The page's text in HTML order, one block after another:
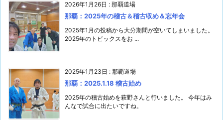
2026年1月26日 : 那覇道場
那覇：2025年の稽古＆稽古収め＆忘年会
2025年1月の投稿から大分期間が空いてしまいました。
2025年のトピックスをお ...
2025年1月23日 : 那覇道場
那覇：2025.1.18 稽古始め
2025年の稽古始めを萩野さんと行いました。 今年はみ
んなで試合に出たいですね。